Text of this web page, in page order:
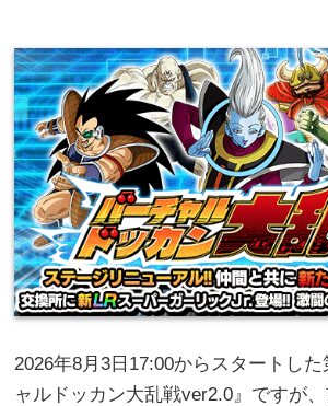
2026年8月3日17:00からスタートし
ャルドッカン大乱戦ver2.0』ですが